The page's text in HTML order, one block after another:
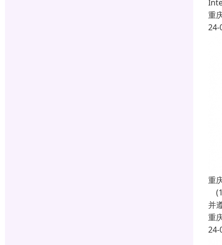
重
24-
重
并
重
24-